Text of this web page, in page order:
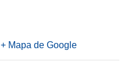
+ Mapa de Google